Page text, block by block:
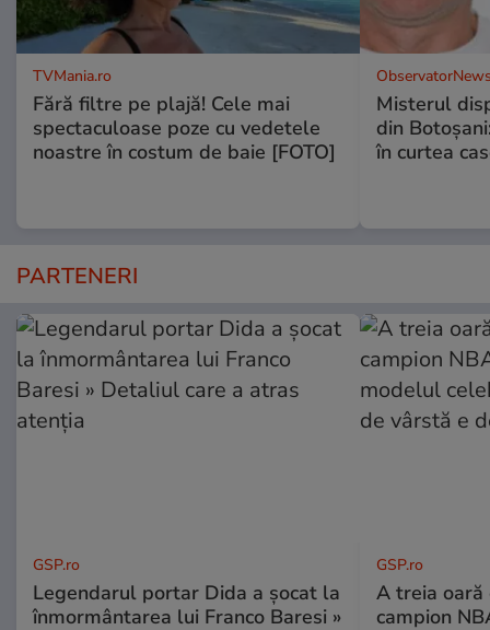
TVMania.ro
Fără filtre pe plajă! Cele mai
spectaculoase poze cu vedetele
noastre în costum de baie [FOTO]
Misterul
din
în curtea
PARTENERI
GSP.ro
Legendarul portar Dida a șocat la
înmormântarea lui Franco Baresi »
GSP.ro
A treia oară
campion